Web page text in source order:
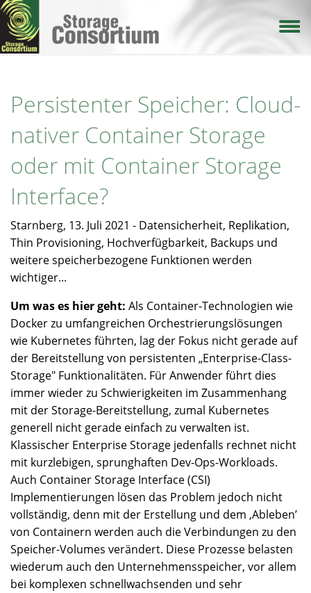
Direkt
zum
Inhalt
Persistenter Speicher: Cloud-
nativer Container Storage
oder mit Container Storage
Interface?
Starnberg, 13. Juli 2021 - Datensicherheit, Replikation,
Thin Provisioning, Hochverfügbarkeit, Backups und
weitere speicherbezogene Funktionen werden
wichtiger...
Um was es hier geht: Als Container-Technologien wie
Docker zu umfangreichen Orchestrierungslösungen
wie Kubernetes führten, lag der Fokus nicht gerade auf
der Bereitstellung von persistenten „Enterprise-Class-
Storage" Funktionalitäten. Für Anwender führt dies
immer wieder zu Schwierigkeiten im Zusammenhang
mit der Storage-Bereitstellung, zumal Kubernetes
generell nicht gerade einfach zu verwalten ist.
Klassischer Enterprise Storage jedenfalls rechnet nicht
mit kurzlebigen, sprunghaften Dev-Ops-Workloads.
Auch Container Storage Interface (CSI)
Implementierungen lösen das Problem jedoch nicht
vollständig, denn mit der Erstellung und dem ‚Ableben’
von Containern werden auch die Verbindungen zu den
Speicher-Volumes verändert. Diese Prozesse belasten
wiederum auch den Unternehmensspeicher, vor allem
bei komplexen schnellwachsenden und sehr